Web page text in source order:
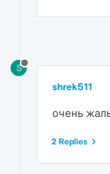
S
shrek511
очень
2 Replies